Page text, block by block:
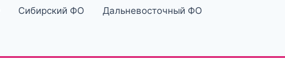
Сибирский ФО Дальневосточный ФО